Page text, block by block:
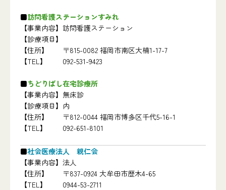
訪問看護ステーションすみれ
【事業内容】 訪問看護ステーション
【診療項目】
【住所】
〒815-0082 福岡市南区大楠1-17-7
【TEL】
092-531-9423
ちどりばし在宅診療所
【事業内容】 無床診
【診療項目】 内
【住所】
〒812-0044 福岡市博多区千代5-16-1
【TEL】
092-651-8101
社会医療法人 親仁会
【事業内容】 法人
【住所】
〒837-0924 大牟田市歴木4-65
【TEL】
0944-53-2711